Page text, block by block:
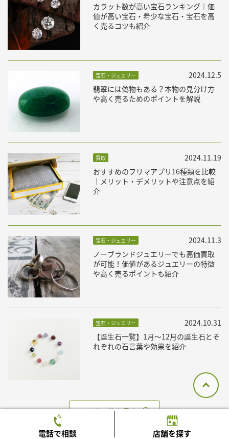
カラット数が高い宝石ランキング｜価
値が高い宝石・希少な宝石・宝石を高
く売るコツも紹介
宝石・ジュエリー
翡翠には偽物もある？本物の見分け方
や高く売るためのポイントを解説
2024.12.5
買取
おすすめのフリマアプリ16種類を比較
｜メリット・デメリットや注意点を紹
介
2024.11.19
宝石・ジュエリー
ノーブランドジュエリーでも高価買取
が可能！価値があるジュエリーの特徴
や高く売るポイントも紹介
2024.11.3
宝石・ジュエリー
【誕生石一覧】1月〜12月の誕生石とそ
れぞれの石言葉や効果を紹介
2024.10.31
コラム一覧を見る
電話で相談 店舗を探す